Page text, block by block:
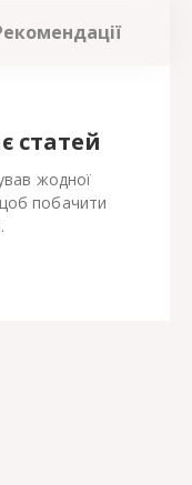
статей
жодної
побачити